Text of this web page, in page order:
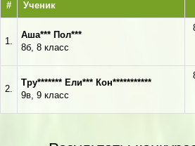
# Ученик
1.
Аша*** Пол***
8б, 8 класс
2.
Тру******* Ели*** Кон***********
9в, 9 класс